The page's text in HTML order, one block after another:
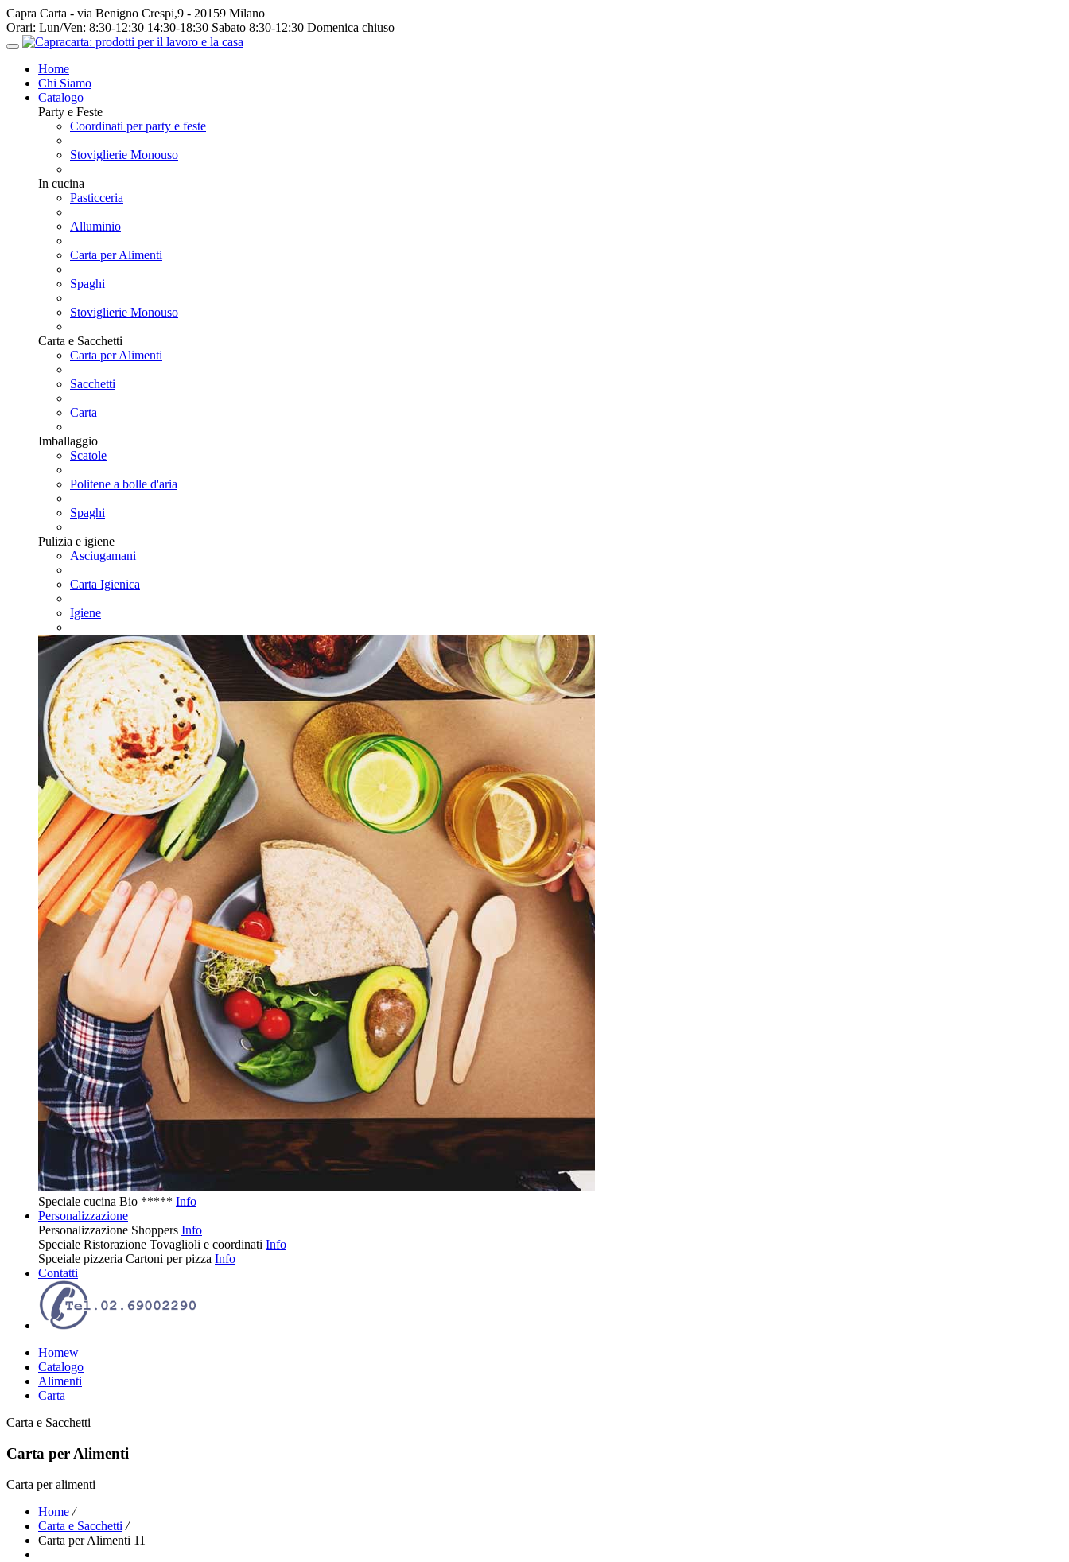
Capra Carta - via Benigno Crespi,9 - 20159 Milano
Orari: Lun/Ven: 8:30-12:30 14:30-18:30 Sabato 8:30-12:30 Domenica chiuso
Home
Chi Siamo
Catalogo
Party e Feste
Coordinati per party e feste
Stoviglierie Monouso
In cucina
Pasticceria
Alluminio
Carta per Alimenti
Spaghi
Stoviglierie Monouso
Carta e Sacchetti
Carta per Alimenti
Sacchetti
Carta
Imballaggio
Scatole
Politene a bolle d'aria
Spaghi
Pulizia e igiene
Asciugamani
Carta Igienica
Igiene
Speciale cucina Bio ***** Info
Personalizzazione
Personalizzazione Shoppers Info
Speciale Ristorazione Tovaglioli e coordinati Info
Spceiale pizzeria Cartoni per pizza Info
Contatti
Homew
Catalogo
Alimenti
Carta
Carta e Sacchetti
Carta per Alimenti
Carta per alimenti
Home /
Carta e Sacchetti /
Carta per Alimenti 11